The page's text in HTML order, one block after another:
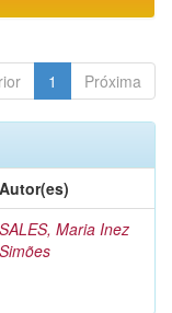
1 Próxima
Autor(es)
SALES, Maria Inez
Simões